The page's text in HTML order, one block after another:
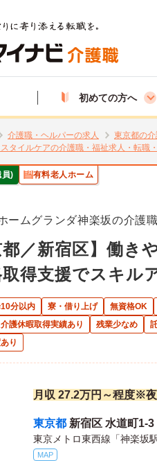
初めての方へ
介護職・ヘルパーの求人 東京都の
タイルケアの介護職・福祉求人・転職
員) 有料老人ホーム
ームグランダ神楽坂の介護
都／新宿区】働
得支援でスキル
分以内 寮・借り上げ 無資格OK
護休暇取得実績あり
残業少なめ
り
月収 27.2万円～程度※
東京都 新宿区 水道町1-3
東京メトロ東西線「神楽坂
MAP